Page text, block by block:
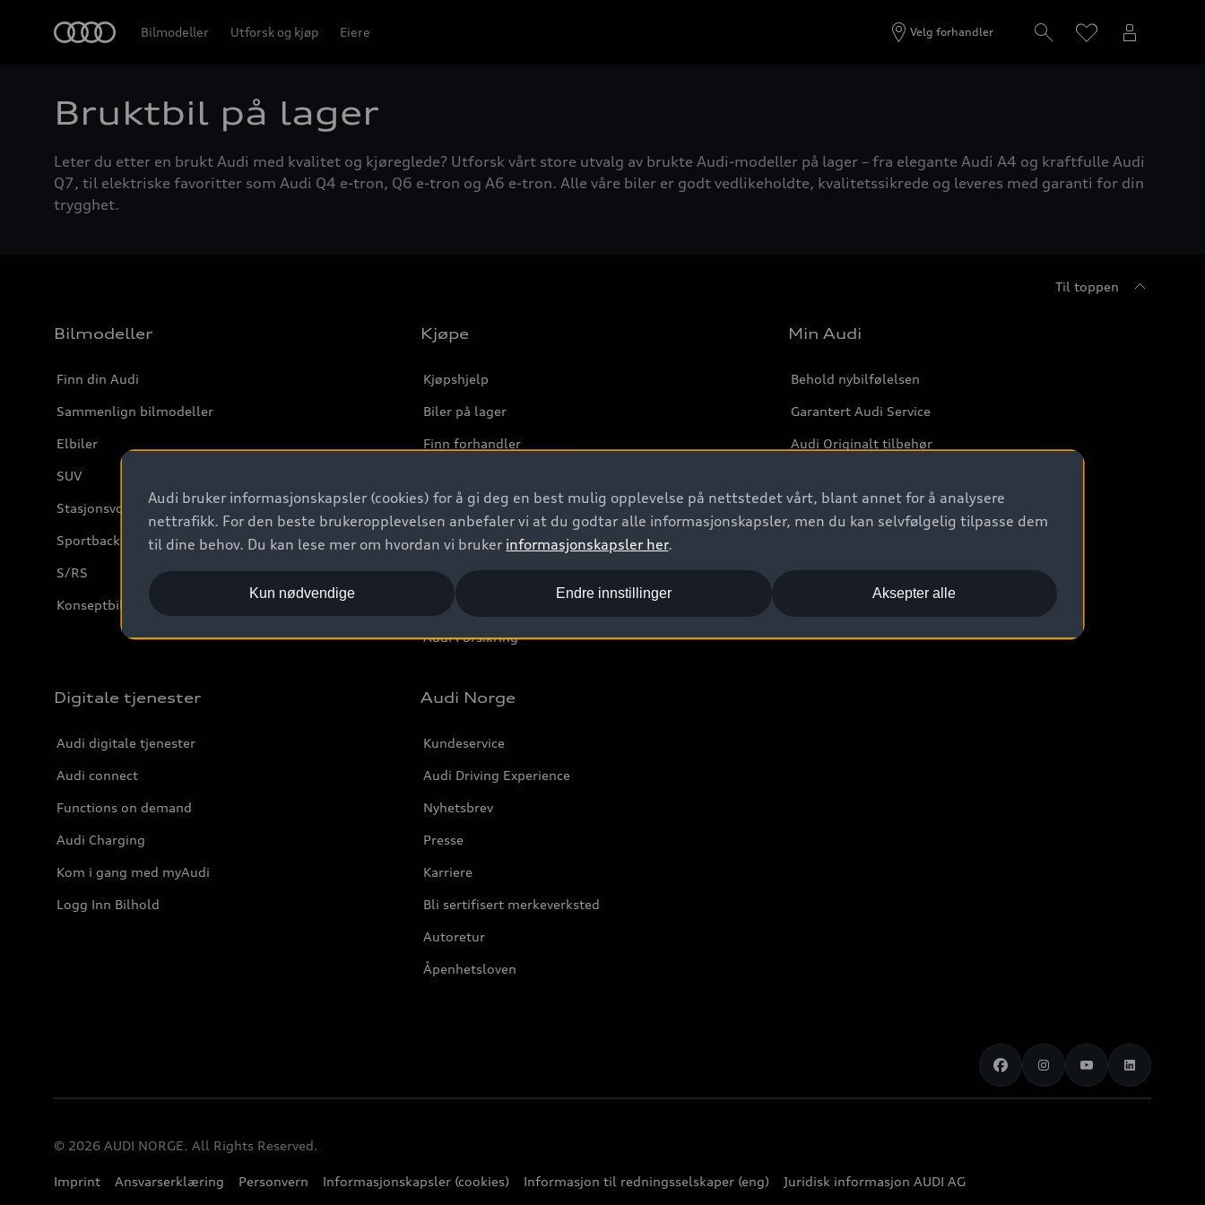
Bilmodeller Utforsk og kjøp Eiere Velg forhandler
Bruktbil på lager
Leter du etter en brukt Audi med kvalitet og kjøreglede? Utforsk vårt store utvalg av brukte Audi-modeller på lager – fra elegante Audi A4 og kraftfulle Audi
Q7, til elektriske favoritter som Audi Q4 e-tron, Q6 e-tron og A6 e-tron. Alle våre biler er godt vedlikeholdte, kvalitetssikrede og leveres med garanti for din
trygghet.
Til toppen
Bilmodeller
Finn din Audi
Sammenlign bilmodeller
Elbiler
SUV
Stasjonsvogn
Sportback
S/RS
Konseptbiler og prototyper
Kjøpe
Kjøpshjelp
Biler på lager
Finn forhandler
Kontakt forhandler
Prislister
Leasing
Bilgarantier
Audi Forsikring
Min Audi
Behold nybilfølelsen
Garantert Audi Service
Audi Originalt tilbehør
Digitale tjenester
Audi digitale tjenester
Audi connect
Functions on demand
Audi Charging
Kom i gang med myAudi
Logg Inn Bilhold
Audi Norge
Kundeservice
Audi Driving Experience
Nyhetsbrev
Presse
Karriere
Bli sertifisert merkeverksted
Autoretur
Åpenhetsloven
© 2026 AUDI NORGE. All Rights Reserved.
Imprint Ansvarserklæring Personvern Informasjonskapsler (cookies) Informasjon til redningsselskaper (eng) Juridisk informasjon AUDI AG
Audi bruker informasjonskapsler (cookies) for å gi deg en best mulig opplevelse på nettstedet vårt, blant annet for å analysere
nettrafikk. For den beste brukeropplevelsen anbefaler vi at du godtar alle informasjonskapsler, men du kan selvfølgelig tilpasse dem
til dine behov. Du kan lese mer om hvordan vi bruker informasjonskapsler her.
Aksepter alle
Kun nødvendige Endre innstillinger